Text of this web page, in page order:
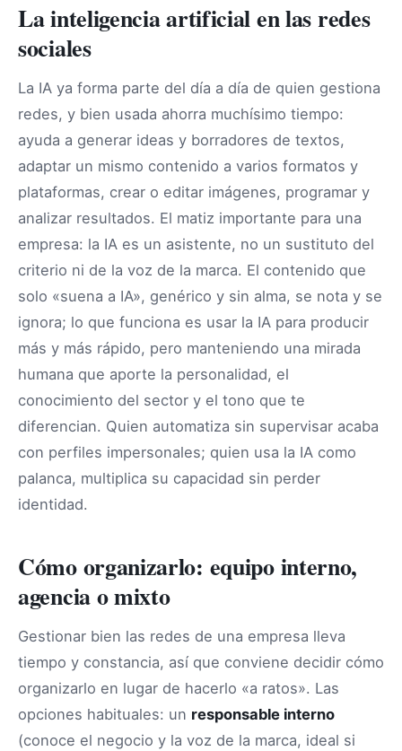
La inteligencia artificial en las redes
sociales
La IA ya forma parte del día a día de quien gestiona
redes, y bien usada ahorra muchísimo tiempo:
ayuda a generar ideas y borradores de textos,
adaptar un mismo contenido a varios formatos y
plataformas, crear o editar imágenes, programar y
analizar resultados. El matiz importante para una
empresa: la IA es un asistente, no un sustituto del
criterio ni de la voz de la marca. El contenido que
solo «suena a IA», genérico y sin alma, se nota y se
ignora; lo que funciona es usar la IA para producir
más y más rápido, pero manteniendo una mirada
humana que aporte la personalidad, el
conocimiento del sector y el tono que te
diferencian. Quien automatiza sin supervisar acaba
con perfiles impersonales; quien usa la IA como
palanca, multiplica su capacidad sin perder
identidad.
Cómo organizarlo: equipo interno,
agencia o mixto
Gestionar bien las redes de una empresa lleva
tiempo y constancia, así que conviene decidir cómo
organizarlo en lugar de hacerlo «a ratos». Las
opciones habituales: un responsable interno
(conoce el negocio y la voz de la marca, ideal si